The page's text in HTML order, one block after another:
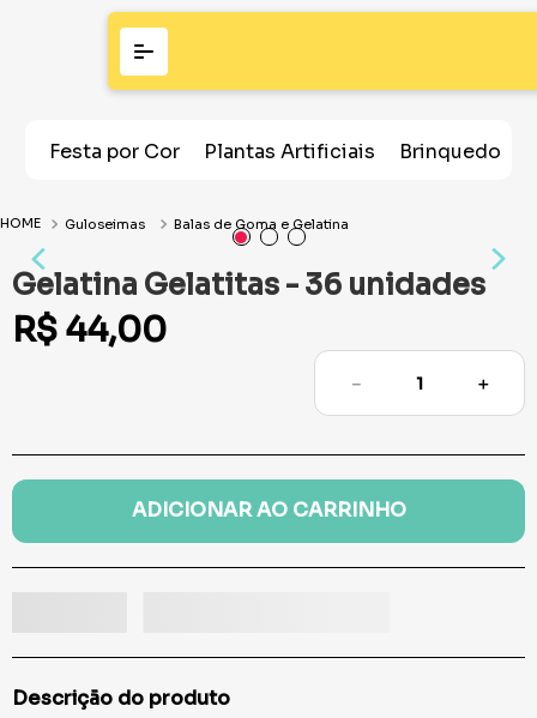
Festa por Cor Plantas Artificiais Brinquedos
Guloseimas Balas de Goma e Gelatina
Gelatina Gelatitas - 36 unidades
R$ 44,00
＋
－
ADICIONAR AO CARRINHO
Descrição do produto